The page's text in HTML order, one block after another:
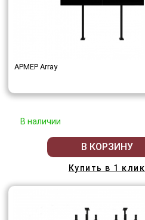
АРМЕР Array
В наличии
В КОРЗИНУ
Купить в 1 клик